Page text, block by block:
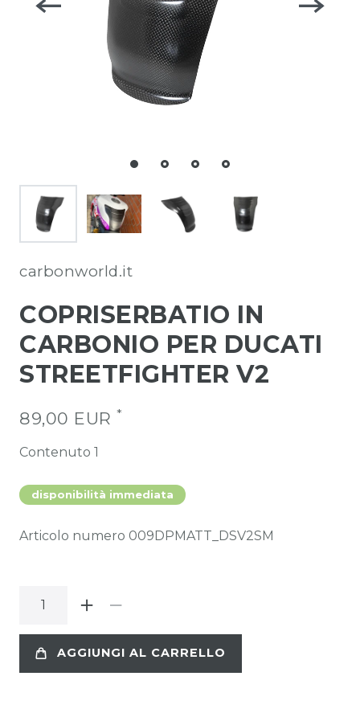
carbonworld.it
COPRISERBATIO IN
CARBONIO PER DUCATI
STREETFIGHTER V2
89,00 EUR *
Contenuto 1
disponibilità immediata
Articolo numero 009DPMATT_DSV2SM
AGGIUNGI AL CARRELLO